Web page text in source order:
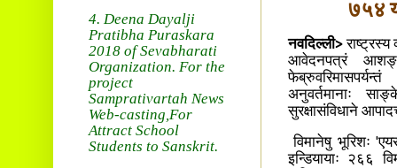
७५४
नवदिल्ली>
आवेदनपत्रं
अनुवर्तमानाः
सुरक्षासंविधाने
विमानेषु भूरिशः
इन्डियायाः २६६
4. Deena Dayalji
Pratibha Puraskara
2018 of Sevabharati
Organization. For the
project
Samprativartah News
Web-casting,For
Attract School
Students to Sanskrit.